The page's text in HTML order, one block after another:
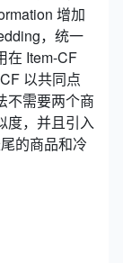
增加
，统一
在 Item-CF
以共同点
不需要两个商
度，并且引入
的商品和冷